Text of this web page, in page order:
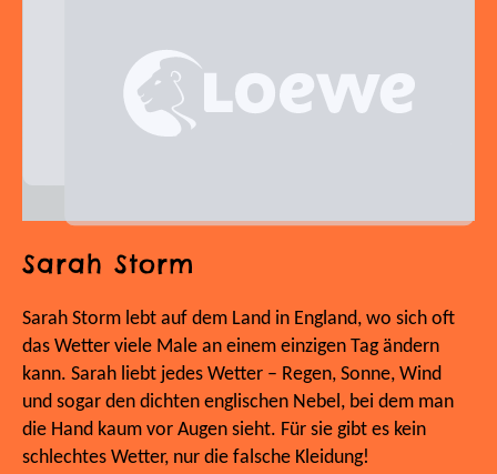
Sarah Storm
Sarah Storm lebt auf dem Land in England, wo sich oft
das Wetter viele Male an einem einzigen Tag ändern
kann. Sarah liebt jedes Wetter – Regen, Sonne, Wind
und sogar den dichten englischen Nebel, bei dem man
die Hand kaum vor Augen sieht. Für sie gibt es kein
schlechtes Wetter, nur die falsche Kleidung!